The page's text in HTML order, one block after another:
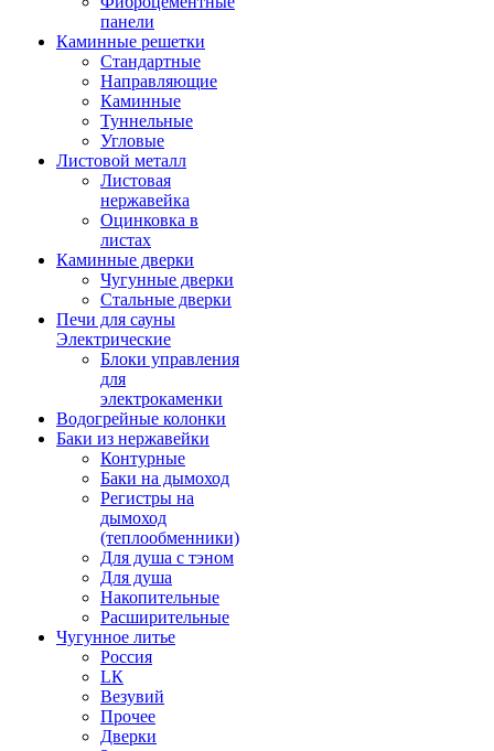
панели
Каминные решетки
Стандартные
Направляющие
Каминные
Туннельные
Угловые
Листовой металл
Листовая
нержавейка
Оцинковка в
листах
Каминные дверки
Чугунные дверки
Стальные дверки
Печи для сауны
Электрические
Блоки управления
для
электрокаменки
Водогрейные колонки
Баки из нержавейки
Контурные
Баки на дымоход
Регистры на
дымоход
(теплообменники)
Для душа с тэном
Для душа
Накопительные
Расширительные
Чугунное литье
Россия
LК
Везувий
Прочее
Дверки